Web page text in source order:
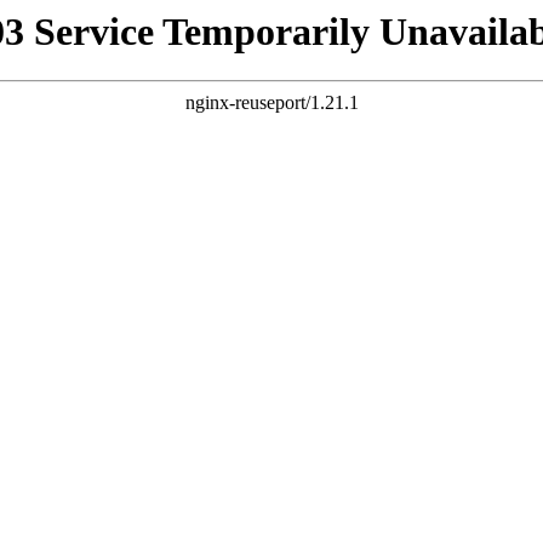
Service Temporarily
nginx-reuseport/1.21.1